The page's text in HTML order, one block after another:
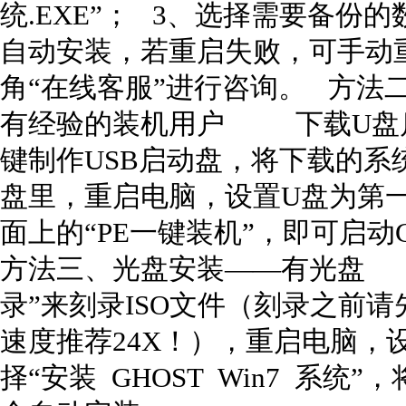
统.EXE”； 3、选择需要备份的
自动安装，若重启失败，可手
角“在线客服”进行咨询。 方
有经验的装机用户 下载U盘
键制作USB启动盘，将下载的
盘里，重启电脑，设置U盘为第
面上的“PE一键装机”，即可
方法三、光盘安装——有光盘
录”来刻录ISO文件（刻录之前
速度推荐24X！），重启电脑，
择“安装 GHOST Win7 系统”，